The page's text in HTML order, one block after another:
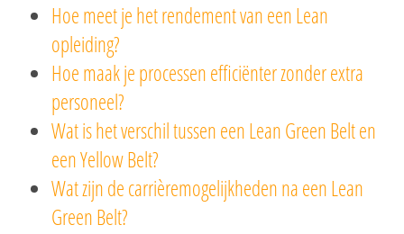
Hoe meet je het rendement van een Lean
opleiding?
Hoe maak je processen efficiënter zonder extra
personeel?
Wat is het verschil tussen een Lean Green Belt en
een Yellow Belt?
Wat zijn de carrièremogelijkheden na een Lean
Green Belt?